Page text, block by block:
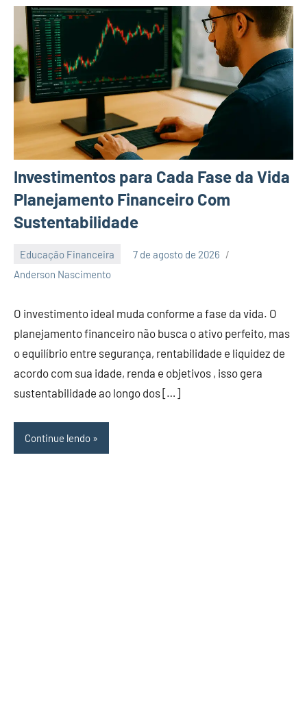
Investimentos para Cada Fase da Vida
Planejamento Financeiro Com
Sustentabilidade
Educação Financeira
7 de agosto de 2026
Anderson Nascimento
Nenhum
O investimento ideal muda conforme a fase da vida. O
planejamento financeiro não busca o ativo perfeito, mas
o equilíbrio entre segurança, rentabilidade e liquidez de
acordo com sua idade, renda e objetivos , isso gera
sustentabilidade ao longo dos […]
Continue lendo